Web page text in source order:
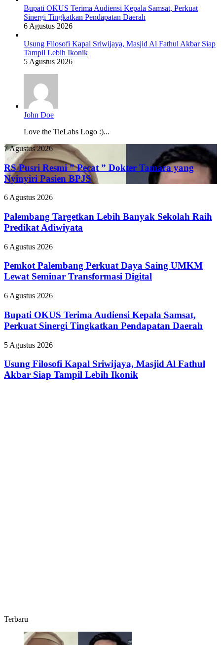
Bupati OKUS Terima Audiensi Kepala Samsat, Perkuat
Sinergi Tingkatkan Pendapatan Daerah
6 Agustus 2026
Usung Filosofi Kapal Sriwijaya, Masjid Al Fathul Akbar Siap
Tampil Lebih Ikonik
5 Agustus 2026
John Doe
Love the TieLabs Logo :)...
RS
Pusri
Resmi
”
Pecat
Dokter
yang
Nyinyiri
BPJS
7 Agustus 2026
RS Pusri Resmi ” Pecat ” Dokter Tamara yang
Nyinyiri Pasien BPJS
Palembang
Lebih
Banyak
Sekolah
Predikat
6 Agustus 2026
Palembang Targetkan Lebih Banyak Sekolah Raih
Predikat Adiwiyata
Pemkot
Perkuat
Daya
Saing
Lewat
Transformasi
Digital
6 Agustus 2026
Pemkot Palembang Perkuat Daya Saing UMKM
Lewat Seminar Transformasi Digital
Bupati
Terima
Audiensi
Kepala
Perkuat
Tingkatkan
Pendapatan
6 Agustus 2026
Bupati OKUS Terima Audiensi Kepala Samsat,
Perkuat Sinergi Tingkatkan Pendapatan Daerah
Usung
Kapal
Sriwijaya,
Masjid
5 Agustus 2026
Usung Filosofi Kapal Sriwijaya, Masjid Al Fathul
Akbar Siap Tampil Lebih Ikonik
Terbaru